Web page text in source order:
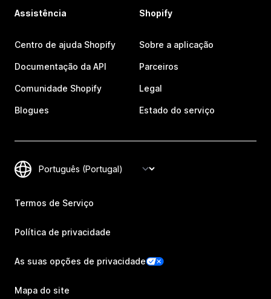
Assistência
Centro de ajuda Shopify
Documentação da API
Comunidade Shopify
Blogues
Shopify
Sobre a aplicação
Parceiros
Legal
Estado do serviço
Termos de Serviço
Política de privacidade
As suas opções de privacidade
Mapa do site